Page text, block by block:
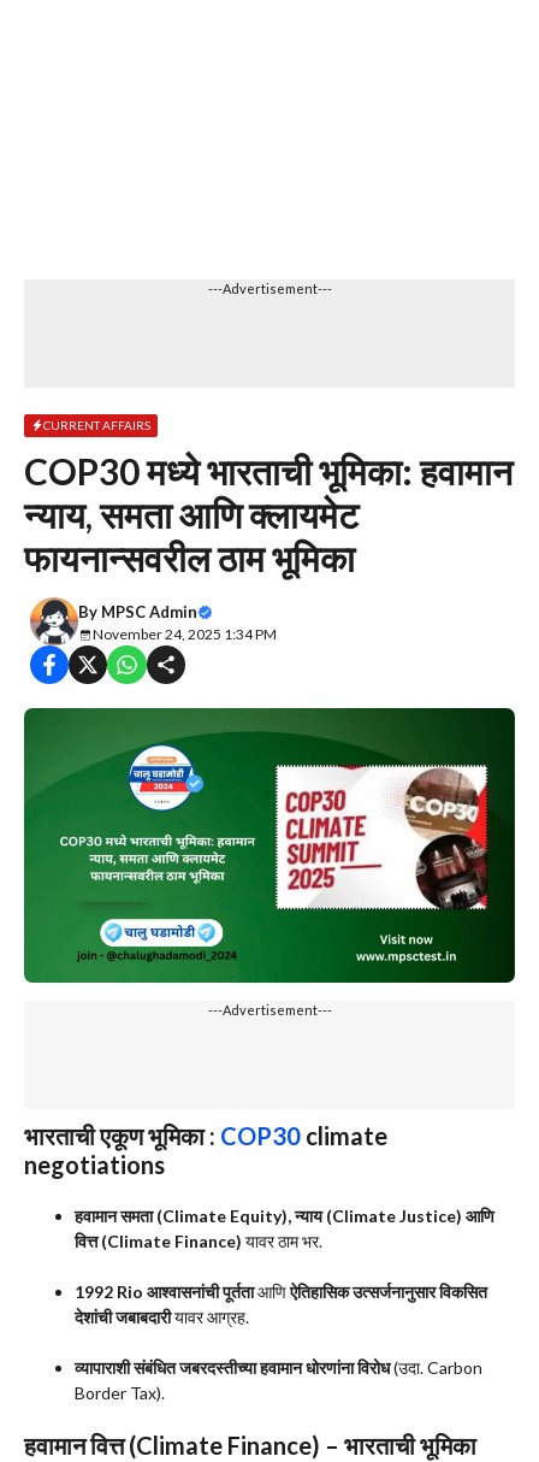
---Advertisement---
CURRENT AFFAIRS
COP30 मध्ये भारताची भूमिका: हवामान
न्याय, समता आणि क्लायमेट
फायनान्सवरील ठाम भूमिका
By MPSC Admin
November 24, 2025 1:34 PM
---Advertisement---
भारताची एकूण भूमिका : COP30 climate
negotiations
हवामान समता (Climate Equity), न्याय (Climate Justice) आणि
वित्त (Climate Finance) यावर ठाम भर.
1992 Rio आश्वासनांची पूर्तताआणिऐतिहासिक उत्सर्जनानुसार विकसित
देशांची जबाबदारीयावर आग्रह.
व्यापाराशी संबंधित जबरदस्तीच्या हवामान धोरणांना विरोध(उदा. Carbon
Border Tax).
हवामान वित्त (Climate Finance) – भारताची भूमिका